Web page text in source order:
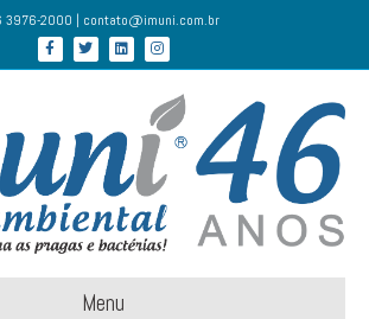
3976-2000 | contato@imuni.com.br
FacebookTwitterLinkedinInstagram
Menu